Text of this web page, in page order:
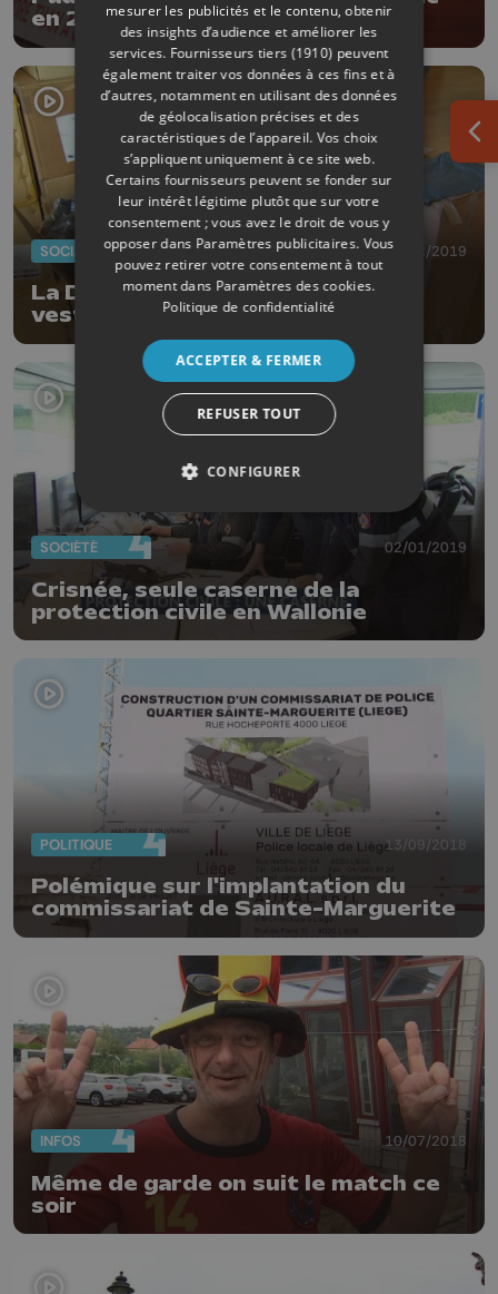
en 2022 à Liège
SOCIAL 19/12/2019
La Défense donne son surplus
vestimentaire aux sans-abri
SOCIÉTÉ 02/01/2019
Crisnée, seule caserne de la
protection civile en Wallonie
POLITIQUE 13/09/2018
Polémique sur l'implantation du
commissariat de Sainte-Marguerite
INFOS 10/07/2018
Même de garde on suit le match ce
soir
mesurer les publicités et le contenu, obtenir
des insights d’audience et améliorer les
services. Fournisseurs tiers (1910) peuvent
également traiter vos données à ces fins et à
d’autres, notamment en utilisant des données
de géolocalisation précises et des
caractéristiques de l’appareil. Vos choix
s’appliquent uniquement à ce site web.
Certains fournisseurs peuvent se fonder sur
leur intérêt légitime plutôt que sur votre
consentement ; vous avez le droit de vous y
opposer dans Paramètres publicitaires. Vous
pouvez retirer votre consentement à tout
moment dans Paramètres des cookies.
Politique de confidentialité
ACCEPTER & FERMER
REFUSER TOUT
CONFIGURER